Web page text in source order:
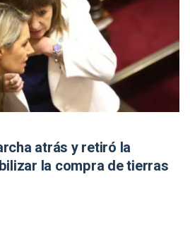
atrás y retiró la
la compra de tierras